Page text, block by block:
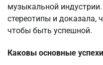
музыкальной
стереотипы и доказала,
чтобы быть успешной.
Каковы основные